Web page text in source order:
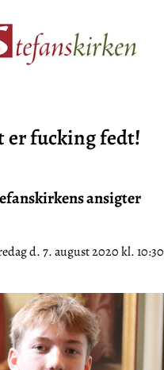
er fucking fedt!
ansigter
d. 7. august 2020 kl. 10:30